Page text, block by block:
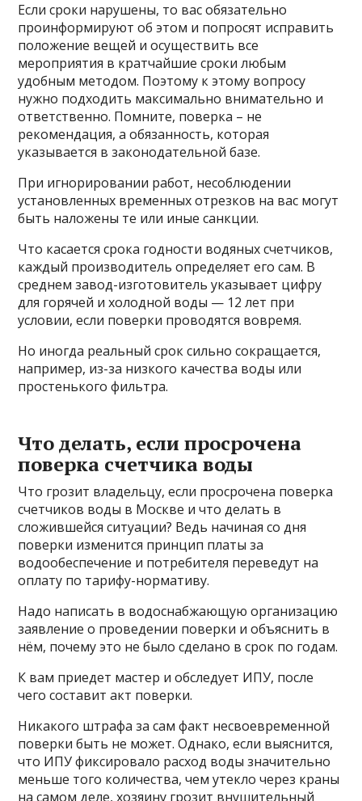
Если сроки нарушены, то вас обязательно
проинформируют об этом и попросят исправить
положение вещей и осуществить все
мероприятия в кратчайшие сроки любым
удобным методом. Поэтому к этому вопросу
нужно подходить максимально внимательно и
ответственно. Помните, поверка – не
рекомендация, а обязанность, которая
указывается в законодательной базе.
При игнорировании работ, несоблюдении
установленных временных отрезков на вас могут
быть наложены те или иные санкции.
Что касается срока годности водяных счетчиков,
каждый производитель определяет его сам. В
среднем завод-изготовитель указывает цифру
для горячей и холодной воды — 12 лет при
условии, если поверки проводятся вовремя.
Но иногда реальный срок сильно сокращается,
например, из-за низкого качества воды или
простенького фильтра.
Что делать, если просрочена
поверка счетчика воды
Что грозит владельцу, если просрочена поверка
счетчиков воды в Москве и что делать в
сложившейся ситуации? Ведь начиная со дня
поверки изменится принцип платы за
водообеспечение и потребителя переведут на
оплату по тарифу-нормативу.
Надо написать в водоснабжающую организацию
заявление о проведении поверки и объяснить в
нём, почему это не было сделано в срок по годам.
К вам приедет мастер и обследует ИПУ, после
чего составит акт поверки.
Никакого штрафа за сам факт несвоевременной
поверки быть не может. Однако, если выяснится,
что ИПУ фиксировало расход воды значительно
меньше того количества, чем утекло через краны
на самом деле, хозяину грозит внушительный